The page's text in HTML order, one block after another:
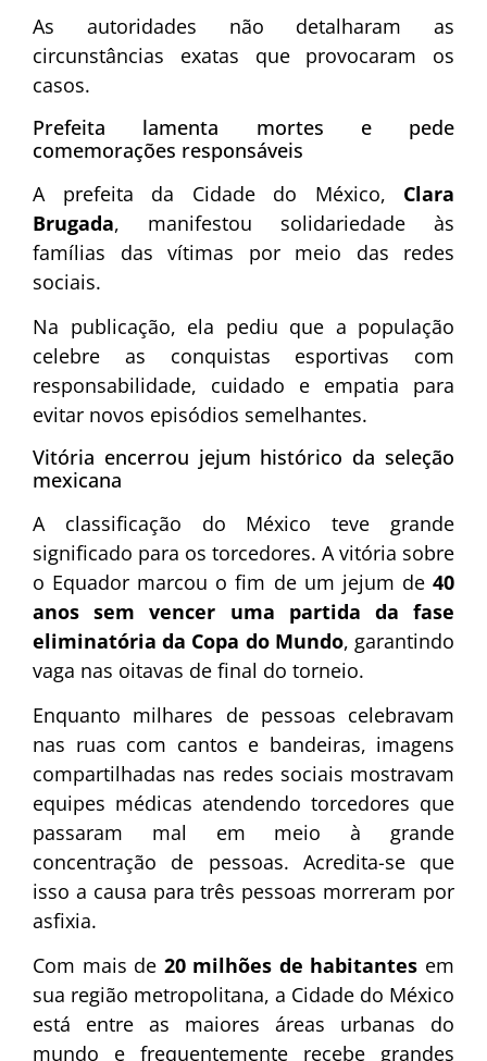
As autoridades não detalharam as
circunstâncias exatas que provocaram os
casos.
Prefeita lamenta mortes e pede
comemorações responsáveis
A prefeita da Cidade do México, Clara
Brugada, manifestou solidariedade às
famílias das vítimas por meio das redes
sociais.
Na publicação, ela pediu que a população
celebre as conquistas esportivas com
responsabilidade, cuidado e empatia para
evitar novos episódios semelhantes.
Vitória encerrou jejum histórico da seleção
mexicana
A classificação do México teve grande
significado para os torcedores. A vitória sobre
o Equador marcou o fim de um jejum de 40
anos sem vencer uma partida da fase
eliminatória da Copa do Mundo, garantindo
vaga nas oitavas de final do torneio.
Enquanto milhares de pessoas celebravam
nas ruas com cantos e bandeiras, imagens
compartilhadas nas redes sociais mostravam
equipes médicas atendendo torcedores que
passaram mal em meio à grande
concentração de pessoas. Acredita-se que
isso a causa para três pessoas morreram por
asfixia.
Com mais de 20 milhões de habitantes em
sua região metropolitana, a Cidade do México
está entre as maiores áreas urbanas do
mundo e frequentemente recebe grandes